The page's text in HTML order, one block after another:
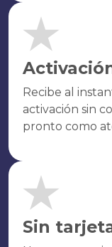
Recibe al
activación sin
pronto como
Sin